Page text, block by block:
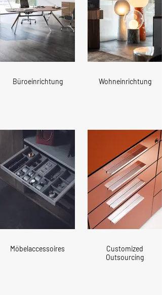
Büroeinrichtung Wohneinrichtung
Möbelaccessoires
Customized
Outsourcing